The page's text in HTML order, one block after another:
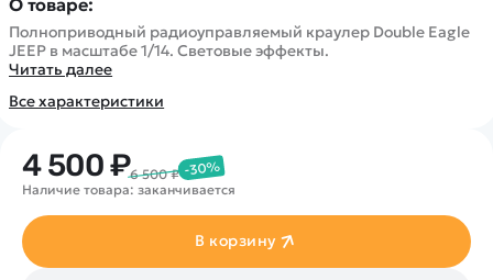
О товаре:
Полноприводный радиоуправляемый краулер Double Eagle
JEEP в масштабе 1/14. Световые эффекты.
Читать далее
Все характеристики
4 500 ₽6 500 ₽ -30%
Наличие товара: заканчивается
В корзину